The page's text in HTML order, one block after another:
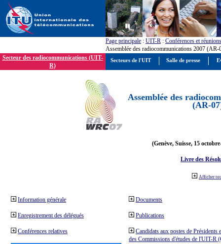
Page principale : UIT-R : Conférences et réunions
Assemblée des radiocommunications 2007 (AR-
Secteur des radiocommunications (UIT-
R)
Assemblée des
(AR-
(Genève, Suisse, 15
Livre des
Afficher
Information générale
Enregistrement des délégués
Conférences relatives
Documents
Publications
Candidats aux postes de Présidents
des Commissions d'études de l'UIT-R
Secteurs de l'UIT Salle de presse